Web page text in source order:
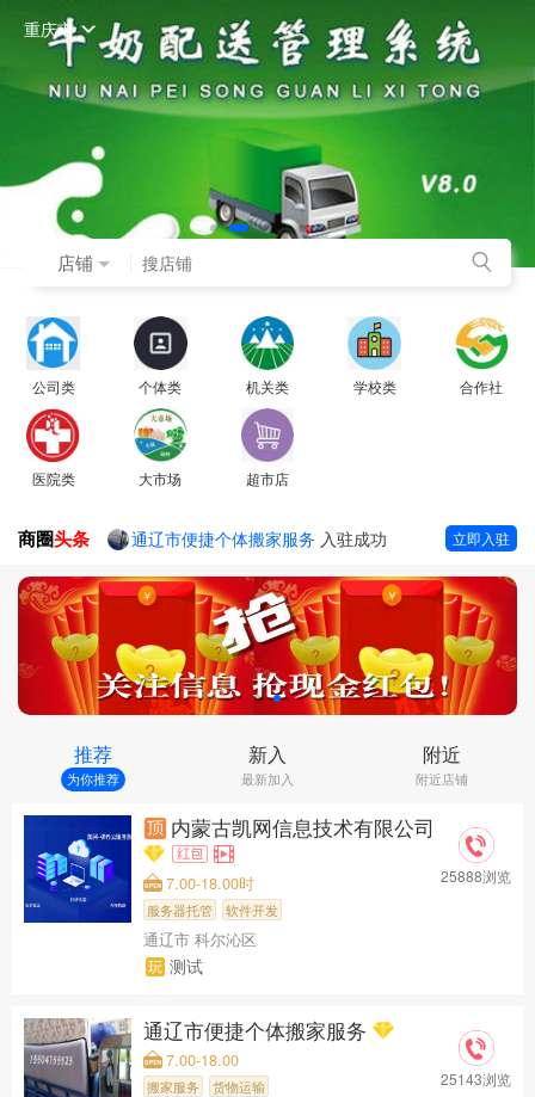
重庆市
店铺
公司类 个体类 机关类 学校类 合作社
医院类 大市场 超市店
商圈头条 通辽市便捷个体搬家服务 入驻成功
通辽信息团门店 入驻成功
内蒙古凯网信息技术有限公司
立即入驻
推荐
为你推荐
新入
最新加入
附近
附近店铺
内蒙古凯网信息技术有限公司
7.00-18.00时
服务器托管 软件开发
通辽市 科尔沁区
测试
25888浏览
通辽市便捷个体搬家服务
7.00-18.00
搬家服务 货物运输 25143浏览